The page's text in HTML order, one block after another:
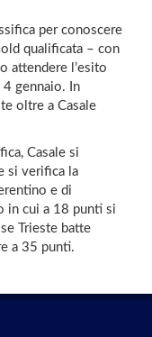
per conoscere
qualificata – con
attendere l’esito
4 gennaio. In
oltre a Casale
Casale si
si verifica la
e di
in cui a 18 punti si
Trieste batte
a 35 punti.